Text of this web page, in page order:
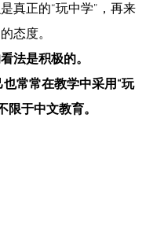
真正的“玩中学”，再来
态度。
法是积极的。
也常常在教学中采用“玩
限于中文教育。